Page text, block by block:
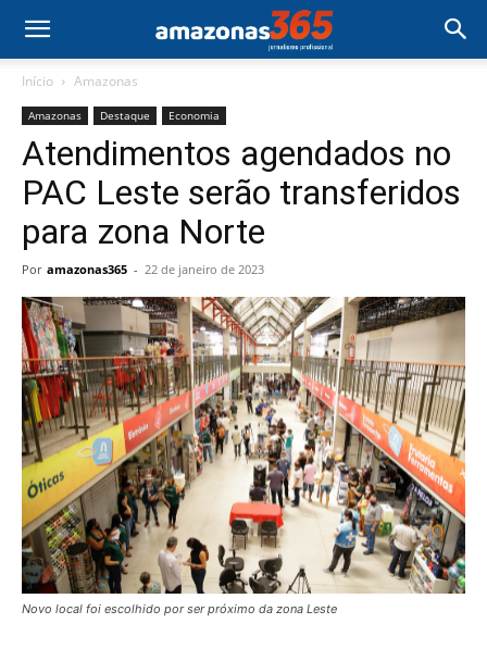
Início Amazonas
Amazonas Destaque Economia
Atendimentos agendados no
PAC Leste serão transferidos
para zona Norte
Por amazonas365 - 22 de janeiro de 2023
Novo local foi escolhido por ser próximo da zona Leste